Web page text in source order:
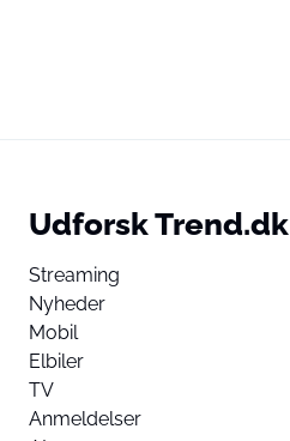
Udforsk Trend.dk
Streaming
Nyheder
Mobil
Elbiler
TV
Anmeldelser